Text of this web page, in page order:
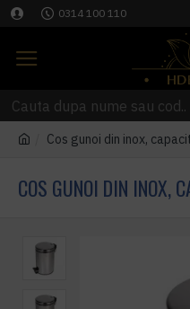
0314 100 110
Cos gunoi din inox,
COS GUNOI DIN INOX,